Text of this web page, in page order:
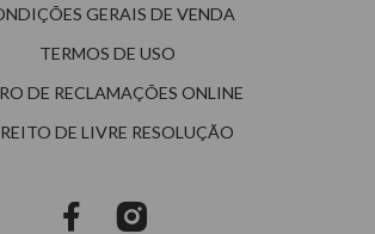
GERAIS DE VENDA
TERMOS DE USO
DE RECLAMAÇÕES ONLINE
DE LIVRE RESOLUÇÃO